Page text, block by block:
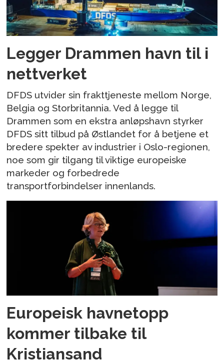
Legger Drammen havn til i
nettverket
DFDS utvider sin frakttjeneste mellom Norge,
Belgia og Storbritannia. Ved å legge til
Drammen som en ekstra anløpshavn styrker
DFDS sitt tilbud på Østlandet for å betjene et
bredere spekter av industrier i Oslo-regionen,
noe som gir tilgang til viktige europeiske
markeder og forbedrede
transportforbindelser innenlands.
Europeisk havnetopp
kommer tilbake til
Kristiansand